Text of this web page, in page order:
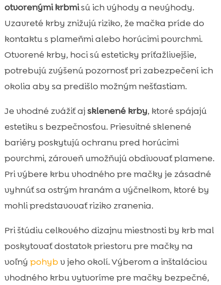
otvorenými krbmisú ich výhody a nevýhody.
Uzavreté krby znižujú riziko, že mačka príde do
kontaktu s plameňmi alebo horúcimi povrchmi.
Otvorené krby, hoci sú esteticky príťažlivejšie,
potrebujú zvýšenú pozornosť pri zabezpečení ich
okolia aby sa predišlo možným nešťastiam.
Je vhodné zvážiť ajsklenené krby, ktoré spájajú
estetiku s bezpečnosťou. Priesvitné sklenené
bariéry poskytujú ochranu pred horúcimi
povrchmi, zároveň umožňujú obdivovať plamene.
Pri výbere krbu vhodného pre mačky je zásadné
vyhnúť sa ostrým hranám a výčnelkom, ktoré by
mohli predstavovať riziko zranenia.
Pri štúdiu celkového dizajnu miestnosti by krb mal
poskytovať dostatok priestoru pre mačky na
voľný pohybv jeho okolí. Výberom a inštaláciou
vhodného krbu vytvoríme pre mačky bezpečné,